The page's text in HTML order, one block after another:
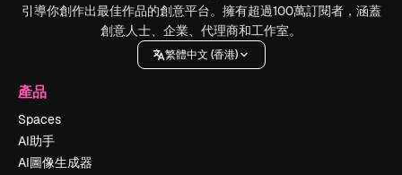
引導你創作出最佳作品的創意平台。擁有超過100萬訂閱者，涵蓋
創意人士、企業、代理商和工作室。
繁體中文 (香港)
產品
Spaces
AI助手
AI圖像生成器